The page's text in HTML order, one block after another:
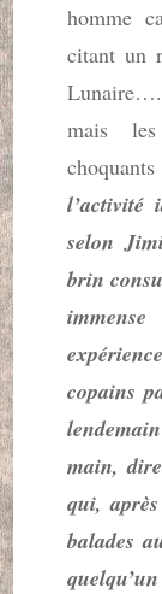
homme
citant un
Lunaire….
mais les
l’activité
selon
brin
copains
main,
qui,
balades